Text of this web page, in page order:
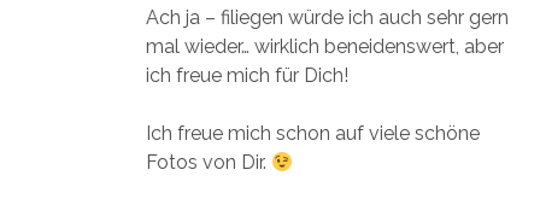
Ach ja – filiegen würde ich auch sehr gern
mal wieder… wirklich beneidenswert, aber
ich freue mich für Dich!
Ich freue mich schon auf viele schöne
Fotos von Dir.